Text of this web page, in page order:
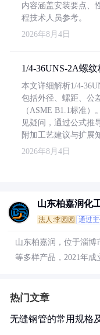
内容涵盖安装要点、
程技术人员参考。
2026年8月4日
1/4-36UNS-2A螺
本文详细解析1/4-
包括外径、螺距、公
（ASME B1.1标准
见疑问，通过公式推
附加工艺建议与扩展
2026年8月4日
山东柏嘉润化
法人:李园园 通过
山东柏嘉润，位于淄博
等多样产品，2021年成
热门文章
无缝钢管的常用规格